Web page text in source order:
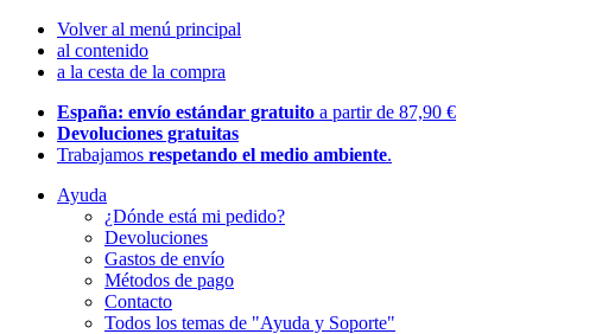
Volver al menú principal
al contenido
a la cesta de la compra
España: envío estándar gratuito a partir de 87,90 €
Devoluciones gratuitas
Trabajamos respetando el medio ambiente.
Ayuda
¿Dónde está mi pedido?
Devoluciones
Gastos de envío
Métodos de pago
Contacto
Todos los temas de "Ayuda y Soporte"